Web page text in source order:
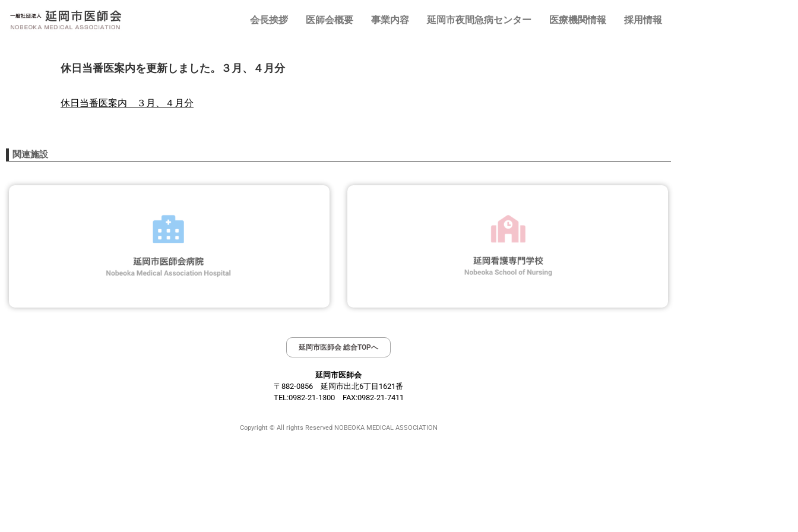
会長挨拶 医師会概要 事業内容 延岡市夜間急病センター 医療機関情報 採用情報
休日当番医案内を更新しました。３月、４月分
休日当番医案内 ３月、４月分
関連施設
延岡市医師会 総合TOPへ
延岡市医師会
〒882-0856 延岡市出北6丁目1621番
TEL:0982-21-1300 FAX:0982-21-7411
Copyright © All rights Reserved NOBEOKA MEDICAL ASSOCIATION